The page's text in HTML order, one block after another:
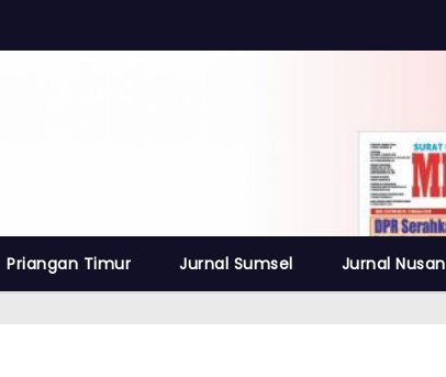
Priangan Timur Jurnal Sumsel Jurnal